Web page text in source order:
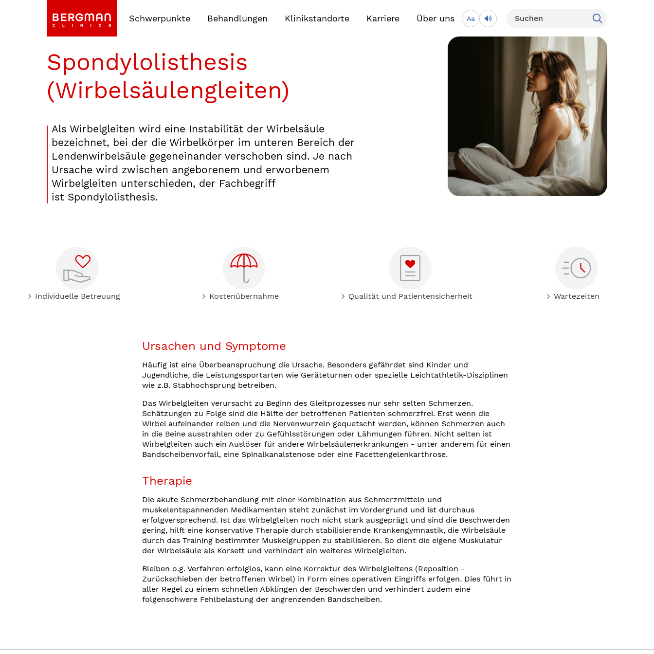
Schwerpunkte Behandlungen Klinikstandorte Karriere Über uns Aa
Spondylolisthesis
(Wirbelsäulengleiten)
Als Wirbelgleiten wird eine Instabilität der Wirbelsäule
bezeichnet, bei der die Wirbelkörper im unteren Bereich der
Lendenwirbelsäule gegeneinander verschoben sind. Je nach
Ursache wird zwischen angeborenem und erworbenem
Wirbelgleiten unterschieden, der Fachbegriff
ist Spondylolisthesis.
Individuelle Betreuung Kostenübernahme Qualität und Patientensicherheit Wartezeiten
Ursachen und Symptome
Häufig ist eine Überbeanspruchung die Ursache. Besonders gefährdet sind Kinder und
Jugendliche, die Leistungssportarten wie Geräteturnen oder spezielle Leichtathletik-Disziplinen
wie z.B. Stabhochsprung betreiben.
Das Wirbelgleiten verursacht zu Beginn des Gleitprozesses nur sehr selten Schmerzen.
Schätzungen zu Folge sind die Hälfte der betroffenen Patienten schmerzfrei. Erst wenn die
Wirbel aufeinander reiben und die Nervenwurzeln gequetscht werden, können Schmerzen auch
in die Beine ausstrahlen oder zu Gefühlsstörungen oder Lähmungen führen. Nicht selten ist
Wirbelgleiten auch ein Auslöser für andere Wirbelsäulenerkrankungen - unter anderem für einen
Bandscheibenvorfall, eine Spinalkanalstenose oder eine Facettengelenkarthrose.
Therapie
Die akute Schmerzbehandlung mit einer Kombination aus Schmerzmitteln und
muskelentspannenden Medikamenten steht zunächst im Vordergrund und ist durchaus
erfolgversprechend. Ist das Wirbelgleiten noch nicht stark ausgeprägt und sind die Beschwerden
gering, hilft eine konservative Therapie durch stabilisierende Krankengymnastik, die Wirbelsäule
durch das Training bestimmter Muskelgruppen zu stabilisieren. So dient die eigene Muskulatur
der Wirbelsäule als Korsett und verhindert ein weiteres Wirbelgleiten.
Bleiben o.g. Verfahren erfolglos, kann eine Korrektur des Wirbelgleitens (Reposition -
Zurückschieben der betroffenen Wirbel) in Form eines operativen Eingriffs erfolgen. Dies führt in
aller Regel zu einem schnellen Abklingen der Beschwerden und verhindert zudem eine
folgenschwere Fehlbelastung der angrenzenden Bandscheiben.